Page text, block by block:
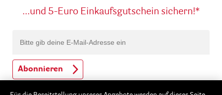
...und 5-Euro Einkaufsgutschein sichern!*
Abonnieren